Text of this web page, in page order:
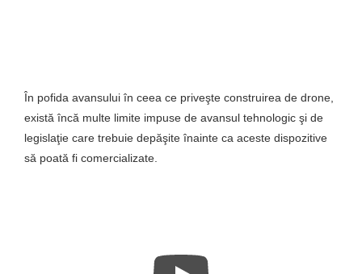
În pofida avansului în ceea ce priveşte construirea de drone,
există încă multe limite impuse de avansul tehnologic şi de
legislaţie care trebuie depăşite înainte ca aceste dispozitive
să poată fi comercializate.